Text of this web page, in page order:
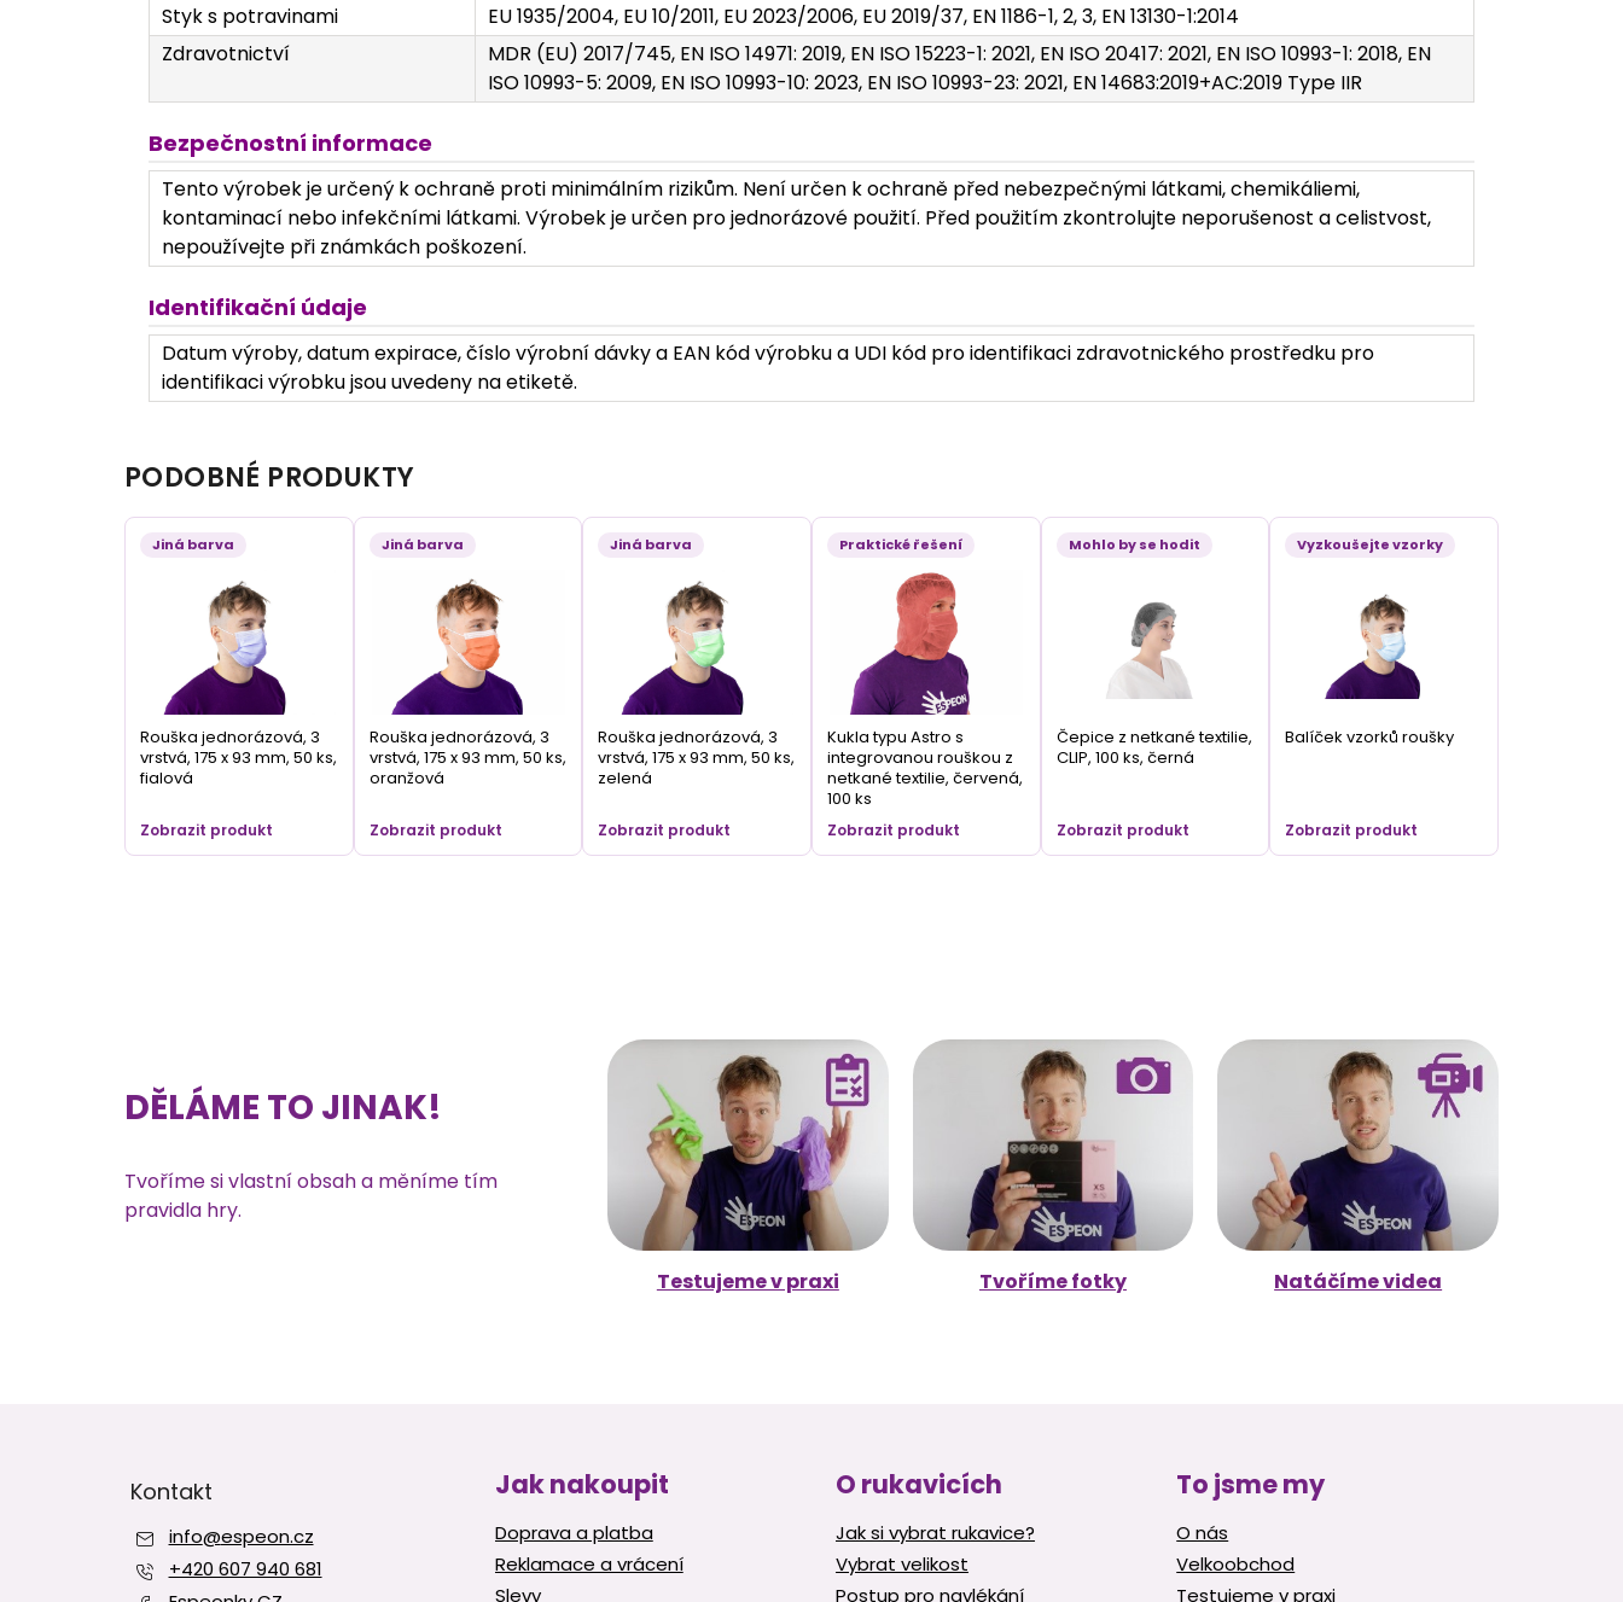
Styk s potravinami
EU 1935/2004, EU 10/2011, EU 2023/2006, EU 2019/37, EN 1186-1, 2, 3, EN 13130-1:2014
Zdravotnictví
MDR (EU) 2017/745, EN ISO 14971: 2019, EN ISO 15223-1: 2021, EN ISO 20417: 2021, EN ISO 10993-1: 2018, EN
ISO 10993-5: 2009, EN ISO 10993-10: 2023, EN ISO 10993-23: 2021, EN 14683:2019+AC:2019 Type IIR
Bezpečnostní informace
Tento výrobek je určený k ochraně proti minimálním rizikům. Není určen k ochraně před nebezpečnými látkami, chemikáliemi,
kontaminací nebo infekčními látkami. Výrobek je určen pro jednorázové použití. Před použitím zkontrolujte neporušenost a celistvost,
nepoužívejte při známkách poškození.
Identifikační údaje
Datum výroby, datum expirace, číslo výrobní dávky a EAN kód výrobku a UDI kód pro identifikaci zdravotnického prostředku pro
identifikaci výrobku jsou uvedeny na etiketě.
PODOBNÉ PRODUKTY
Jiná barva
Rouška jednorázová, 3
vrstvá, 175 x 93 mm, 50 ks,
fialová
Zobrazit produkt
Jiná barva
Rouška jednorázová, 3
vrstvá, 175 x 93 mm, 50 ks,
oranžová
Zobrazit produkt
Jiná barva
Rouška jednorázová, 3
vrstvá, 175 x 93 mm, 50 ks,
zelená
Zobrazit produkt
Praktické řešení
Kukla typu Astro s
integrovanou rouškou z
netkané textilie, červená,
100 ks
Zobrazit produkt
Mohlo by se hodit
Čepice z netkané textilie,
CLIP, 100 ks, černá
Zobrazit produkt
Vyzkoušejte vzorky
Balíček vzorků roušky
Zobrazit produkt
DĚLÁME TO JINAK!
Tvoříme si vlastní obsah a měníme tím
pravidla hry.
Testujeme v praxi Tvoříme fotky Natáčíme videa
Kontakt
info@espeon.cz
+420 607 940 681
Jak nakoupit
Doprava a platba
Reklamace a vrácení
Slevy
O rukavicích
Jak si vybrat rukavice?
Vybrat velikost
Postup pro navlékání
To jsme my
O nás
Velkoobchod
Testujeme v praxi